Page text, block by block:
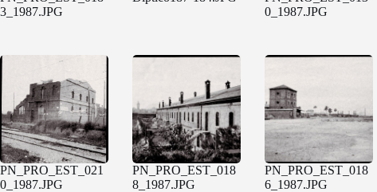
3_1987.JPG
0_1987.JPG
PN_PRO_EST_021
0_1987.JPG
PN_PRO_EST_018
8_1987.JPG
PN_PRO_EST_018
6_1987.JPG